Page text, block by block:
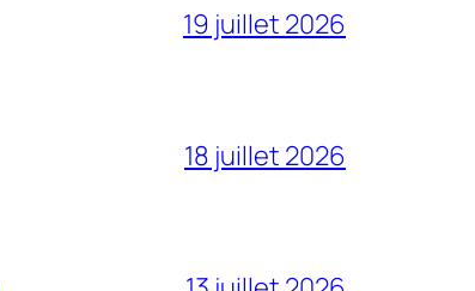
19 juillet 2026
18 juillet 2026